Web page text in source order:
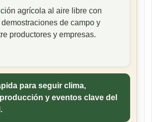
agrícola al aire libre con
de campo y
productores y empresas.
para seguir clima,
y eventos clave del